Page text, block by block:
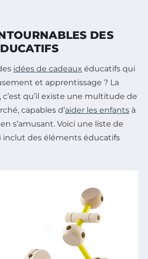
DES
idées de cadeaux éducatifs qui
et apprentissage ? La
qu’il existe une multitude de
capables d’aider les enfants à
s’amusant. Voici une liste de
inclut des éléments éducatifs